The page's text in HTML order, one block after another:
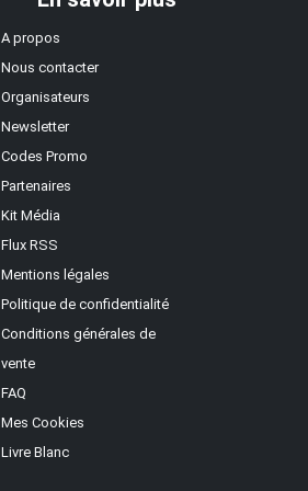
A propos
Nous contacter
Organisateurs
Newsletter
Codes Promo
Partenaires
Kit Média
Flux RSS
Mentions légales
Politique de confidentialité
Conditions générales de
vente
FAQ
Mes Cookies
Livre Blanc